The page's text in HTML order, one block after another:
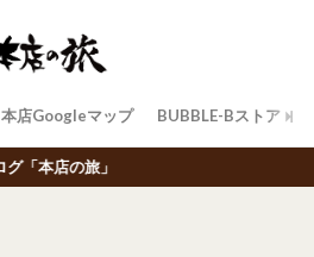
本店Googleマップ BUBBLE-Bストア